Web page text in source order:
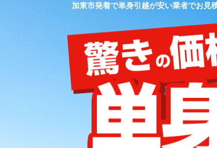
加東市発着で単身引越が安い業者でお見